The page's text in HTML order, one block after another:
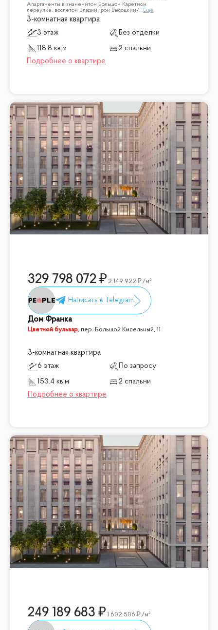
Апартаменты в знаменитом Большом Каретном
переулке, воспетом Владимиром Высоцким/... Ещё
3-комнатная квартира
3 этаж
Без отделки
118.8 кв.м
2 спальни
329 798 072 2 149 922 /м²
Дом Франка
Цветной бульвар, пер. Большой Кисельный, 11
3-комнатная квартира
6 этаж
По запросу
153.4 кв.м
2 спальни
249 189 683 1 602 506 /м²